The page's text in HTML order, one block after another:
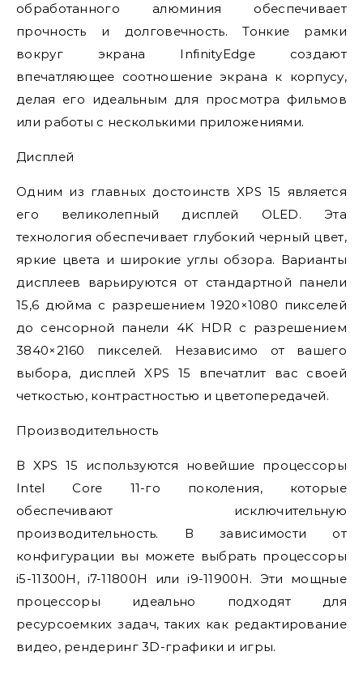
обработанного алюминия обеспечивает
прочность и долговечность. Тонкие рамки
вокруг экрана InfinityEdge создают
впечатляющее соотношение экрана к корпусу,
делая его идеальным для просмотра фильмов
или работы с несколькими приложениями.
Дисплей
Одним из главных достоинств XPS 15 является
его великолепный дисплей OLED. Эта
технология обеспечивает глубокий черный цвет,
яркие цвета и широкие углы обзора. Варианты
дисплеев варьируются от стандартной панели
15,6 дюйма с разрешением 1920×1080 пикселей
до сенсорной панели 4K HDR с разрешением
3840×2160 пикселей. Независимо от вашего
выбора, дисплей XPS 15 впечатлит вас своей
четкостью, контрастностью и цветопередачей.
Производительность
В XPS 15 используются новейшие процессоры
Intel Core 11-го поколения, которые
обеспечивают исключительную
производительность. В зависимости от
конфигурации вы можете выбрать процессоры
i5-11300H, i7-11800H или i9-11900H. Эти мощные
процессоры идеально подходят для
ресурсоемких задач, таких как редактирование
видео, рендеринг 3D-графики и игры.